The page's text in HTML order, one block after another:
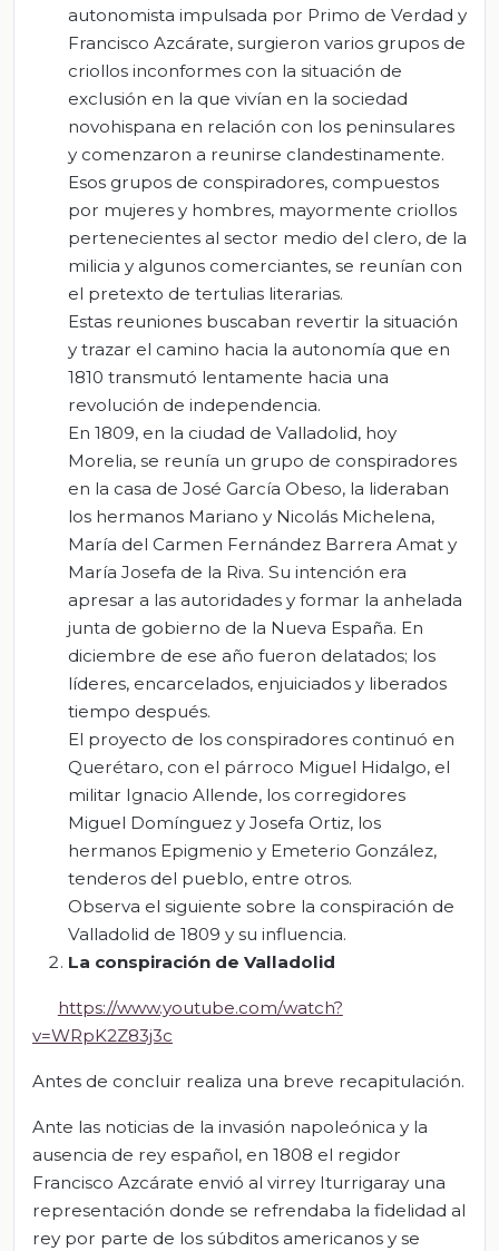
autonomista impulsada por Primo de Verdad y
Francisco Azcárate, surgieron varios grupos de
criollos inconformes con la situación de
exclusión en la que vivían en la sociedad
novohispana en relación con los peninsulares
y comenzaron a reunirse clandestinamente.
Esos grupos de conspiradores, compuestos
por mujeres y hombres, mayormente criollos
pertenecientes al sector medio del clero, de la
milicia y algunos comerciantes, se reunían con
el pretexto de tertulias literarias.
Estas reuniones buscaban revertir la situación
y trazar el camino hacia la autonomía que en
1810 transmutó lentamente hacia una
revolución de independencia.
En 1809, en la ciudad de Valladolid, hoy
Morelia, se reunía un grupo de conspiradores
en la casa de José García Obeso, la lideraban
los hermanos Mariano y Nicolás Michelena,
María del Carmen Fernández Barrera Amat y
María Josefa de la Riva. Su intención era
apresar a las autoridades y formar la anhelada
junta de gobierno de la Nueva España. En
diciembre de ese año fueron delatados; los
líderes, encarcelados, enjuiciados y liberados
tiempo después.
El proyecto de los conspiradores continuó en
Querétaro, con el párroco Miguel Hidalgo, el
militar Ignacio Allende, los corregidores
Miguel Domínguez y Josefa Ortiz, los
hermanos Epigmenio y Emeterio González,
tenderos del pueblo, entre otros.
Observa el siguiente sobre la conspiración de
Valladolid de 1809 y su influencia.
La conspiración de Valladolid
https://www.youtube.com/watch?
v=WRpK2Z83j3c
Antes de concluir realiza una breve recapitulación.
Ante las noticias de la invasión napoleónica y la
ausencia de rey español, en 1808 el regidor
Francisco Azcárate envió al virrey Iturrigaray una
representación donde se refrendaba la fidelidad al
rey por parte de los súbditos americanos y se